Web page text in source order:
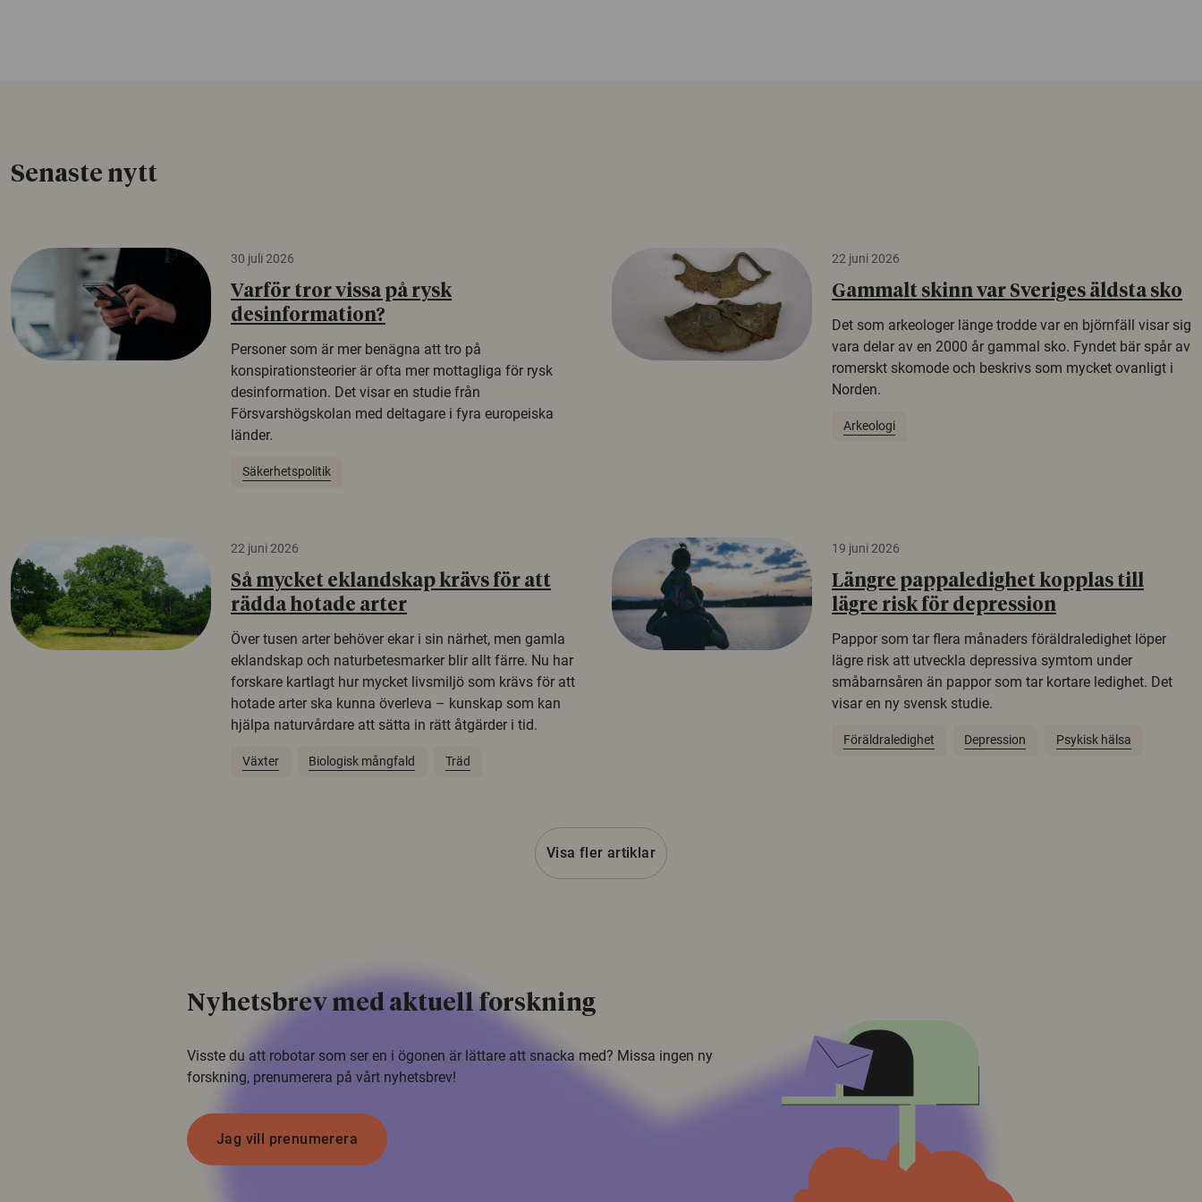
Senaste nytt
30 juli 2026
Varför tror vissa på rysk
desinformation?
Personer som är mer benägna att tro på
konspirationsteorier är ofta mer mottagliga för rysk
desinformation. Det visar en studie från
Försvarshögskolan med deltagare i fyra europeiska
länder.
Säkerhetspolitik
22 juni 2026
Gammalt skinn var Sveriges äldsta sko
Det som arkeologer länge trodde var en björnfäll visar sig
vara delar av en 2000 år gammal sko. Fyndet bär spår av
romerskt skomode och beskrivs som mycket ovanligt i
Norden.
Arkeologi
22 juni 2026
Så mycket eklandskap krävs för att
rädda hotade arter
Över tusen arter behöver ekar i sin närhet, men gamla
eklandskap och naturbetesmarker blir allt färre. Nu har
forskare kartlagt hur mycket livsmiljö som krävs för att
hotade arter ska kunna överleva – kunskap som kan
hjälpa naturvårdare att sätta in rätt åtgärder i tid.
Växter Biologisk mångfald Träd
19 juni 2026
Längre pappaledighet kopplas till
lägre risk för depression
Pappor som tar flera månaders föräldraledighet löper
lägre risk att utveckla depressiva symtom under
småbarnsåren än pappor som tar kortare ledighet. Det
visar en ny svensk studie.
Föräldraledighet Depression Psykisk hälsa
Visa fler artiklar
Nyhetsbrev med aktuell forskning
Visste du att robotar som ser en i ögonen är lättare att snacka med? Missa ingen ny
forskning, prenumerera på vårt nyhetsbrev!
Jag vill prenumerera